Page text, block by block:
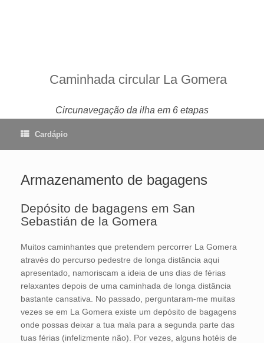
Caminhada circular La Gomera
Circunavegação da ilha em 6 etapas
Cardápio
Armazenamento de bagagens
Depósito de bagagens em San
Sebastián de la Gomera
Muitos caminhantes que pretendem percorrer La Gomera
através do percurso pedestre de longa distância aqui
apresentado, namoriscam a ideia de uns dias de férias
relaxantes depois de uma caminhada de longa distância
bastante cansativa. No passado, perguntaram-me muitas
vezes se em La Gomera existe um depósito de bagagens
onde possas deixar a tua mala para a segunda parte das
tuas férias (infelizmente não). Por vezes, alguns hotéis de